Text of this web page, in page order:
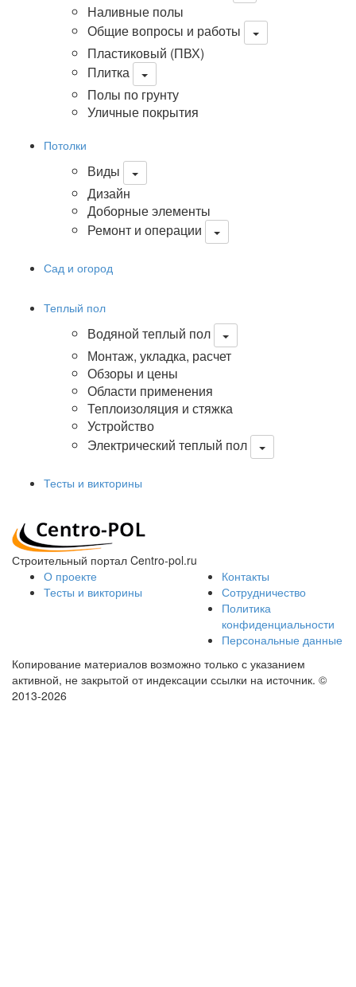
Наливные полы
Общие вопросы и работы
Пластиковый (ПВХ)
Плитка
Полы по грунту
Уличные покрытия
Потолки
Виды
Дизайн
Доборные элементы
Ремонт и операции
Сад и огород
Теплый пол
Водяной теплый пол
Монтаж, укладка, расчет
Обзоры и цены
Области применения
Теплоизоляция и стяжка
Устройство
Электрический теплый пол
Тесты и викторины
Строительный портал Centro-pol.ru
О проекте
Тесты и викторины
Контакты
Сотрудничество
Политика
конфиденциальности
Персональные данные
Копирование материалов возможно только с указанием
активной, не закрытой от индексации ссылки на источник. ©
2013-2026